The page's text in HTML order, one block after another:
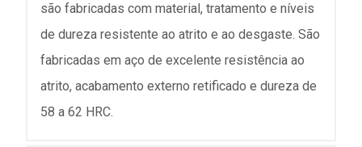
são fabricadas com material, tratamento e níveis
de dureza resistente ao atrito e ao desgaste. São
fabricadas em aço de excelente resistência ao
atrito, acabamento externo retificado e dureza de
58 a 62 HRC.